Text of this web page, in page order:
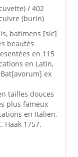
/ 402
(burin)
batimens [sic]
beautés
en 115
en Latin,
ex
tailles douces
plus fameux
en Italien,
Haak 1757.